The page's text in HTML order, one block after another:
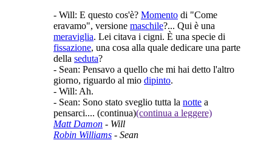
- Will: E questo cos'è? Momento di "Come
eravamo", versione maschile?... Qui è una
meraviglia. Lei citava i cigni. È una specie di
fissazione, una cosa alla quale dedicare una parte
della seduta?
- Sean: Pensavo a quello che mi hai detto l'altro
giorno, riguardo al mio dipinto.
- Will: Ah.
- Sean: Sono stato sveglio tutta la notte a
pensarci.... (continua)(continua a leggere)
Matt Damon - Will
Robin Williams - Sean